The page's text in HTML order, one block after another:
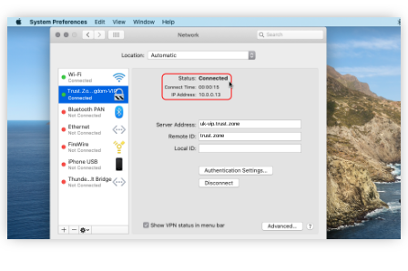
Trust.Zo...gdom-VIP
uk-vip.trust.zone
trust.zone